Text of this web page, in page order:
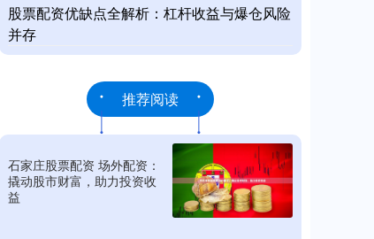
股票配资优缺点全解析：杠杆收益与爆仓风险
并存
推荐阅读
石家庄股票配资 场外配资：
撬动股市财富，助力投资收
益